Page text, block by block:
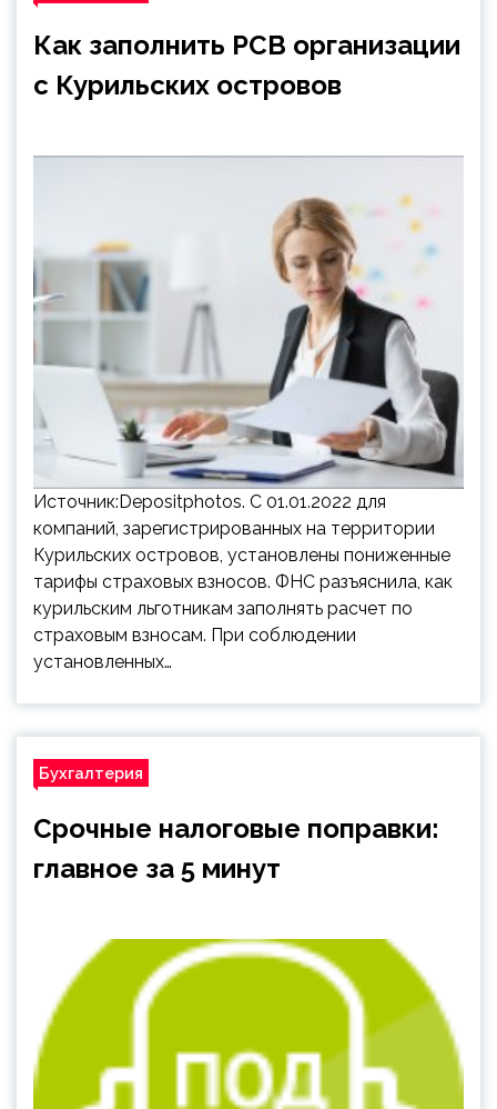
Как заполнить РСВ организации
с Курильских островов
Источник:Depositphotos. С 01.01.2022 для
компаний, зарегистрированных на территории
Курильских островов, установлены пониженные
тарифы страховых взносов. ФНС разъяснила, как
курильским льготникам заполнять расчет по
страховым взносам. При соблюдении
установленных…
Бухгалтерия
Срочные налоговые поправки:
главное за 5 минут